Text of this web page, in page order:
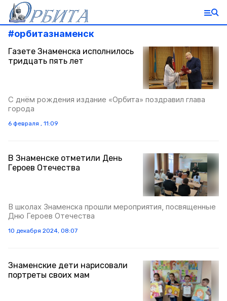
#орбитазнаменск
Газете Знаменска исполнилось
тридцать пять лет
С днём рождения издание «Орбита» поздравил глава
города
6 февраля , 11:09
В Знаменске отметили День
Героев Отечества
В школах Знаменска прошли мероприятия, посвященные
Дню Героев Отечества
10 декабря 2024, 08:07
Знаменские дети нарисовали
портреты своих мам